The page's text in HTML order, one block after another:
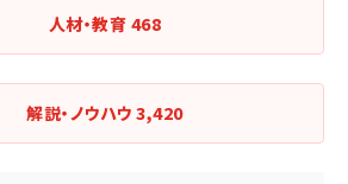
人材・教育 468
解説・ノウハウ3,420